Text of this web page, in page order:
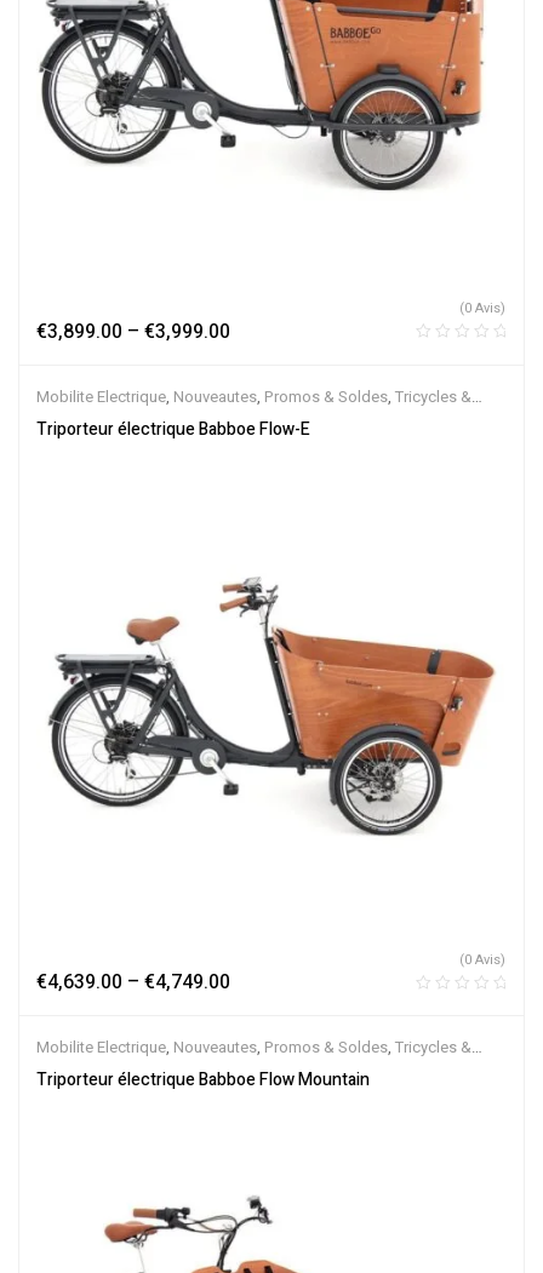
€3,899.00 – €3,999.00
(0 Avis)
Mobilite Electrique, Nouveautes, Promos & Soldes, Tricycles &
Cargos,Vélo électrique ville,Velos Electriques
Triporteur électrique Babboe Flow-E
€4,639.00 – €4,749.00
(0 Avis)
Mobilite Electrique, Nouveautes, Promos & Soldes, Tricycles &
Cargos,Vélo électrique ville,Velos Electriques
Triporteur électrique Babboe Flow Mountain